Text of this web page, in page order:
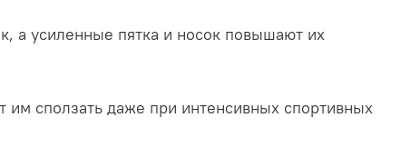
а усиленные пятка и носок повышают их
сползать даже при интенсивных спортивных